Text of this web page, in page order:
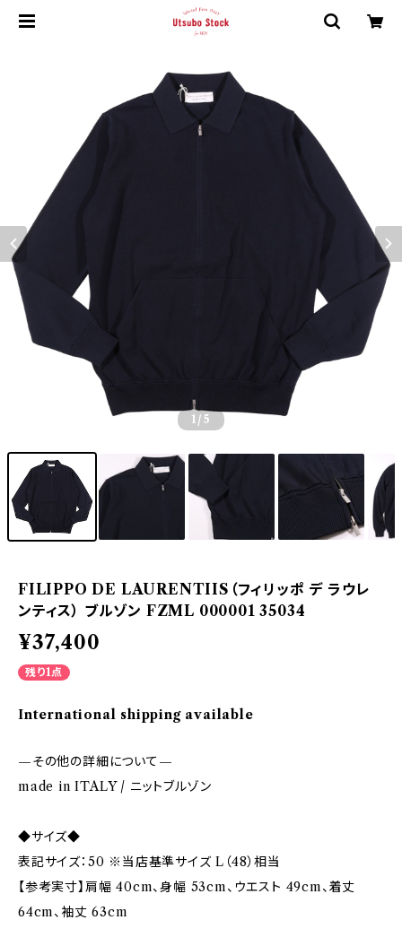
1 /5
FILIPPO DE LAURENTIIS（フィリッポ デ ラウレ
ンティス） ブルゾン FZML 000001 35034
¥37,400
残り1点
International shipping available
—その他の詳細について—
made in ITALY / ニットブルゾン
◆サイズ◆
表記サイズ：50 ※当店基準サイズ L（48）相当
【参考実寸】肩幅 40cm、身幅 53cm、ウエスト 49cm、着丈
64cm、袖丈 63cm